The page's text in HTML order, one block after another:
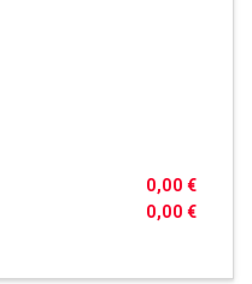
0,00 €
0,00 €